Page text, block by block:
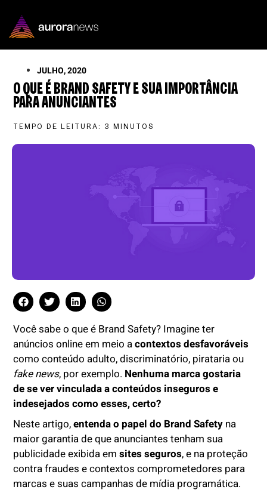
JULHO, 2020
O QUE É BRAND SAFETY E SUA IMPORTÂNCIA
PARA ANUNCIANTES
TEMPO DE LEITURA: 3 MINUTOS
Você sabe o que é Brand Safety? Imagine ter
anúncios online em meio acontextos desfavoráveis
como conteúdo adulto, discriminatório, pirataria ou
fake news, por exemplo. Nenhuma marca gostaria
de se ver vinculada a conteúdos inseguros e
indesejados como esses, certo?
Neste artigo,entenda o papel do Brand Safety na
maior garantia de que anunciantes tenham sua
publicidade exibida emsites seguros, e na proteção
contra fraudes e contextos comprometedores para
marcas e suas campanhas de mídia programática.